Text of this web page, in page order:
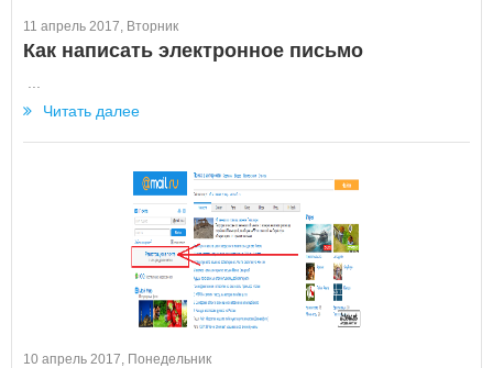
11 апрель 2017, Вторник
Как написать электронное письмо
Читать далее
10 апрель 2017, Понедельник